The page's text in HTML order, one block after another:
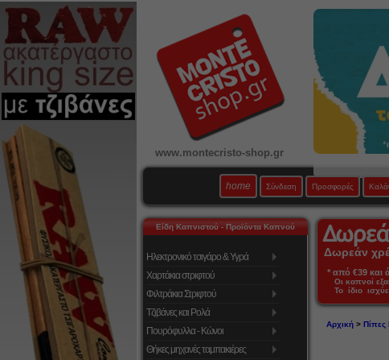
www.montecristo-shop.gr
home Σύνδεση Προσφορές
Είδη Καπνιστού - Προϊόντα Καπνού
Ηλεκτρονικό τσιγάρο & Υγρά
Χαρτάκια στριφτού
Φιλτράκια Στριφτού
Τζιβάνες και Ρολά
Πουρόφυλλα - Κώνοι
Θήκες μηχανές ταμπακιέρες
Δωρεάν
* από €39 και
Οι καπνοί
Το ίδιο
Αρχική> Πίπες